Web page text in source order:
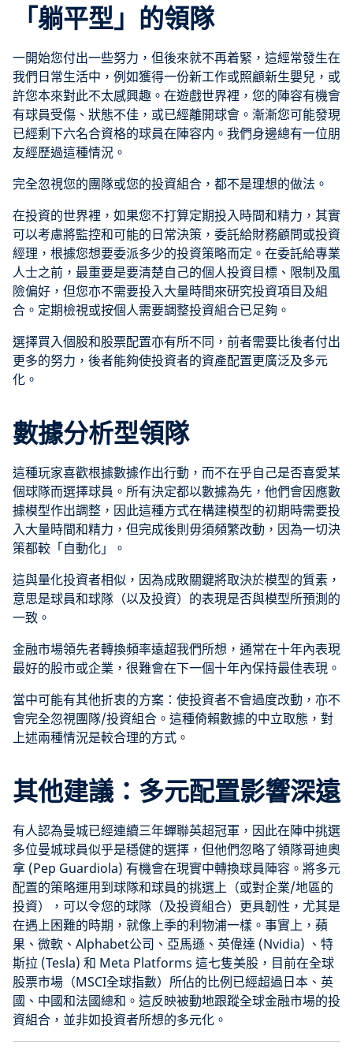
「躺平型」的領隊
一開始您付出一些努力，但後來就不再着緊，這經常發生在
我們日常生活中，例如獲得一份新工作或照顧新生嬰兒，或
許您本來對此不太感興趣。在遊戲世界裡，您的陣容有機會
有球員受傷、狀態不佳，或已經離開球會。漸漸您可能發現
已經剩下六名合資格的球員在陣容内。我們身邊總有一位朋
友經歷過這種情況。
完全忽視您的團隊或您的投資組合，都不是理想的做法。
在投資的世界裡，如果您不打算定期投入時間和精力，其實
可以考慮將監控和可能的日常決策，委託給財務顧問或投資
經理，根據您想要委派多少的投資策略而定。在委託給專業
人士之前，最重要是要清楚自己的個人投資目標、限制及風
險偏好，但您亦不需要投入大量時間來研究投資項目及組
合。定期檢視或按個人需要調整投資組合已足夠。
選擇買入個股和股票配置亦有所不同，前者需要比後者付出
更多的努力，後者能夠使投資者的資產配置更廣泛及多元
化。
數據分析型領隊
這種玩家喜歡根據數據作出行動，而不在乎自己是否喜愛某
個球隊而選擇球員。所有決定都以數據為先，他們會因應數
據模型作出調整，因此這種方式在構建模型的初期時需要投
入大量時間和精力，但完成後則毋須頻繁改動，因為一切決
策都較「自動化」。
這與量化投資者相似，因為成敗關鍵將取決於模型的質素，
意思是球員和球隊（以及投資）的表現是否與模型所預測的
一致。
金融市場領先者轉換頻率遠超我們所想，通常在十年內表現
最好的股市或企業，很難會在下一個十年內保持最佳表現。
當中可能有其他折衷的方案：使投資者不會過度改動，亦不
會完全忽視團隊/投資組合。這種倚賴數據的中立取態，對
上述兩種情況是較合理的方式。
其他建議：多元配置影響深遠
有人認為曼城已經連續三年蟬聯英超冠軍，因此在陣中挑選
多位曼城球員似乎是穩健的選擇，但他們忽略了領隊哥迪奧
拿 (Pep Guardiola) 有機會在現實中轉換球員陣容。將多元
配置的策略運用到球隊和球員的挑選上（或對企業/地區的
投資），可以令您的球隊（及投資組合）更具韌性，尤其是
在遇上困難的時期，就像上季的利物浦一樣。事實上，蘋
果、微軟、Alphabet公司、亞馬遜、英偉達 (Nvidia) 、特
斯拉 (Tesla) 和 Meta Platforms 這七隻美股，目前在全球
股票市場（MSCI全球指數）所佔的比例已經超過日本、英
國、中國和法國總和。這反映被動地跟蹤全球金融市場的投
資組合，並非如投資者所想的多元化。